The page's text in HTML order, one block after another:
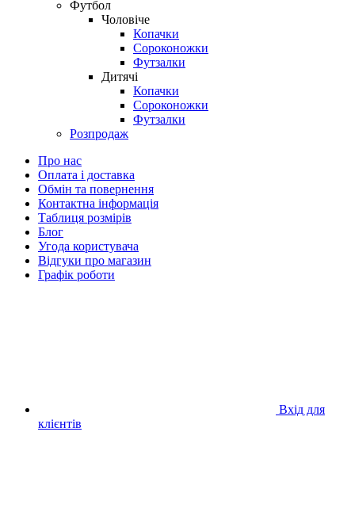
Футбол
Чоловіче
Копачки
Сороконожки
Футзалки
Дитячі
Копачки
Сороконожки
Футзалки
Розпродаж
Про нас
Оплата і доставка
Обмін та повернення
Контактна інформація
Таблиця розмірів
Блог
Угода користувача
Відгуки про магазин
Графік роботи
Вхід для
клієнтів